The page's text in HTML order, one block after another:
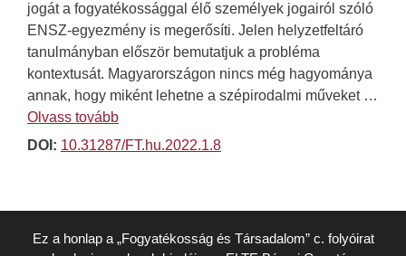
jogát a fogyatékossággal élő személyek jogairól szóló
ENSZ-egyezmény is megerősíti. Jelen helyzetfeltáró
tanulmányban először bemutatjuk a probléma
kontextusát. Magyarországon nincs még hagyománya
annak, hogy miként lehetne a szépirodalmi műveket …
Olvass tovább
DOI: 10.31287/FT.hu.2022.1.8
Ez a honlap a „Fogyatékosság és Társadalom” c. folyóirat